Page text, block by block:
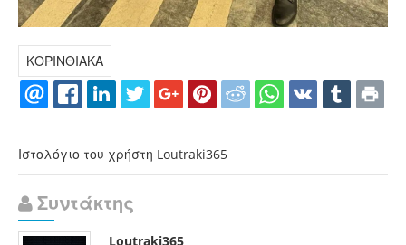
ΚΟΡΙΝΘΙΑΚΑ
Ιστολόγιο του χρήστη Loutraki365
Συντάκτης
Loutraki365